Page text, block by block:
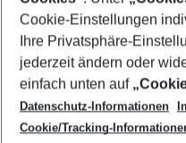
Footer navigation
Über uns
AGB
Cookie-Einstellungen
Cookie-Richtlinie
Datenschutz
Service & Hilfe
Barrierefreies Reisen
Check-in
Folgen Sie uns
Cookie-Einstellungen
Ihre Privatsphäre-
jederzeit ändern oder
einfach unten auf
Datenschutz-Informationen
Cookie/Tracking-